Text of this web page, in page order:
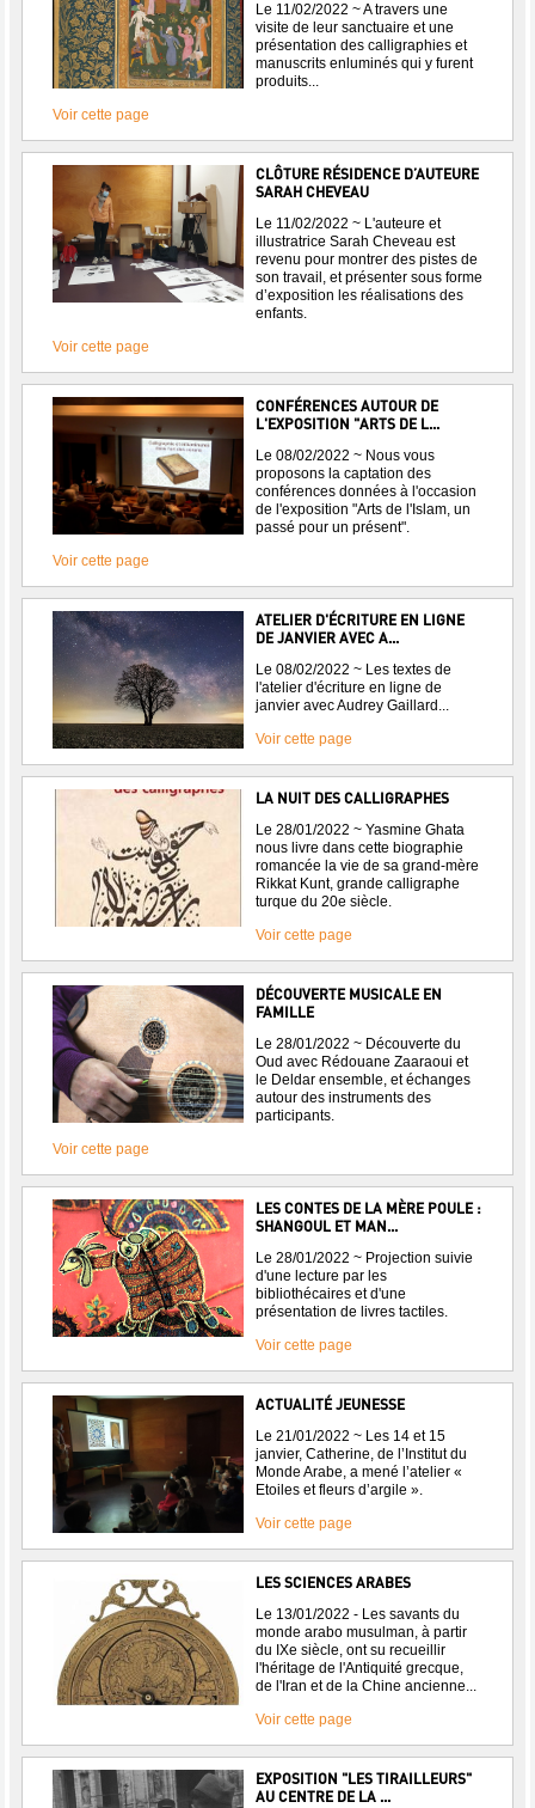
Le 11/02/2022 ~ A travers une
visite de leur sanctuaire et une
présentation des calligraphies et
manuscrits enluminés qui y furent
produits...
Voir cette page
CLÔTURE RÉSIDENCE D’AUTEURE
SARAH CHEVEAU
Le 11/02/2022 ~ L'auteure et
illustratrice Sarah Cheveau est
revenu pour montrer des pistes de
son travail, et présenter sous forme
d’exposition les réalisations des
enfants.
Voir cette page
CONFÉRENCES AUTOUR DE
L'EXPOSITION "ARTS DE L...
Le 08/02/2022 ~ Nous vous
proposons la captation des
conférences données à l'occasion
de l'exposition "Arts de l'Islam, un
passé pour un présent".
Voir cette page
ATELIER D'ÉCRITURE EN LIGNE
DE JANVIER AVEC A...
Le 08/02/2022 ~ Les textes de
l'atelier d'écriture en ligne de
janvier avec Audrey Gaillard...
Voir cette page
LA NUIT DES CALLIGRAPHES
Le 28/01/2022 ~ Yasmine Ghata
nous livre dans cette biographie
romancée la vie de sa grand-mère
Rikkat Kunt, grande calligraphe
turque du 20e siècle.
Voir cette page
DÉCOUVERTE MUSICALE EN
FAMILLE
Le 28/01/2022 ~ Découverte du
Oud avec Rédouane Zaaraoui et
le Deldar ensemble, et échanges
autour des instruments des
participants.
Voir cette page
LES CONTES DE LA MÈRE POULE :
SHANGOUL ET MAN...
Le 28/01/2022 ~ Projection suivie
d'une lecture par les
bibliothécaires et d'une
présentation de livres tactiles.
Voir cette page
ACTUALITÉ JEUNESSE
Le 21/01/2022 ~ Les 14 et 15
janvier, Catherine, de l’Institut du
Monde Arabe, a mené l’atelier «
Etoiles et fleurs d’argile ».
Voir cette page
LES SCIENCES ARABES
Le 13/01/2022 - Les savants du
monde arabo musulman, à partir
du IXe siècle, ont su recueillir
l'héritage de l'Antiquité grecque,
de l'Iran et de la Chine ancienne...
Voir cette page
EXPOSITION "LES TIRAILLEURS"
AU CENTRE DE LA ...